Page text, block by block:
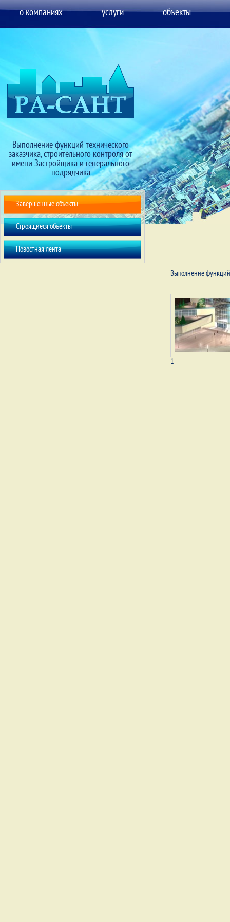
о компаниях услуги объекты
Выполнение функций технического
заказчика, строительного контроля от
имени Застройщика и генерального
подрядчика
Завершенные объекты
Строящиеся объекты
Новостная лента
Выполнение
1